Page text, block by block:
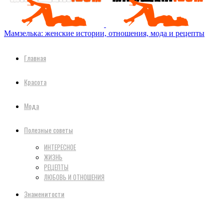
Мамзелька: женские истории, отношения, мода и рецепты
Главная
Красота
Мода
Полезные советы
ИНТЕРЕСНОЕ
ЖИЗНЬ
РЕЦЕПТЫ
ЛЮБОВЬ И ОТНОШЕНИЯ
Знаменитости